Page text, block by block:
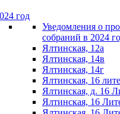
год
Уведомления о
собраний в 2024
Ялтинская, 12а
Ялтинская, 14в
Ялтинская, 14г
Ялтинская, 16
Ялтинская, д. 16
Ялтинская, 16